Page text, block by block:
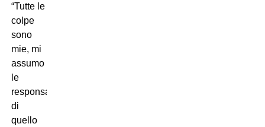
“Tutte le
colpe
sono
mie, mi
assumo
le
responsabilità
di
quello